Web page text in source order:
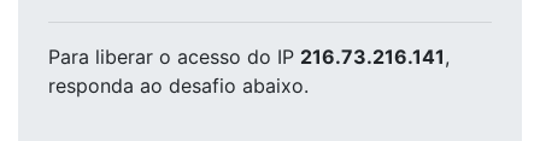
Para liberar o acesso do IP 216.73.216.141,
responda ao desafio abaixo.